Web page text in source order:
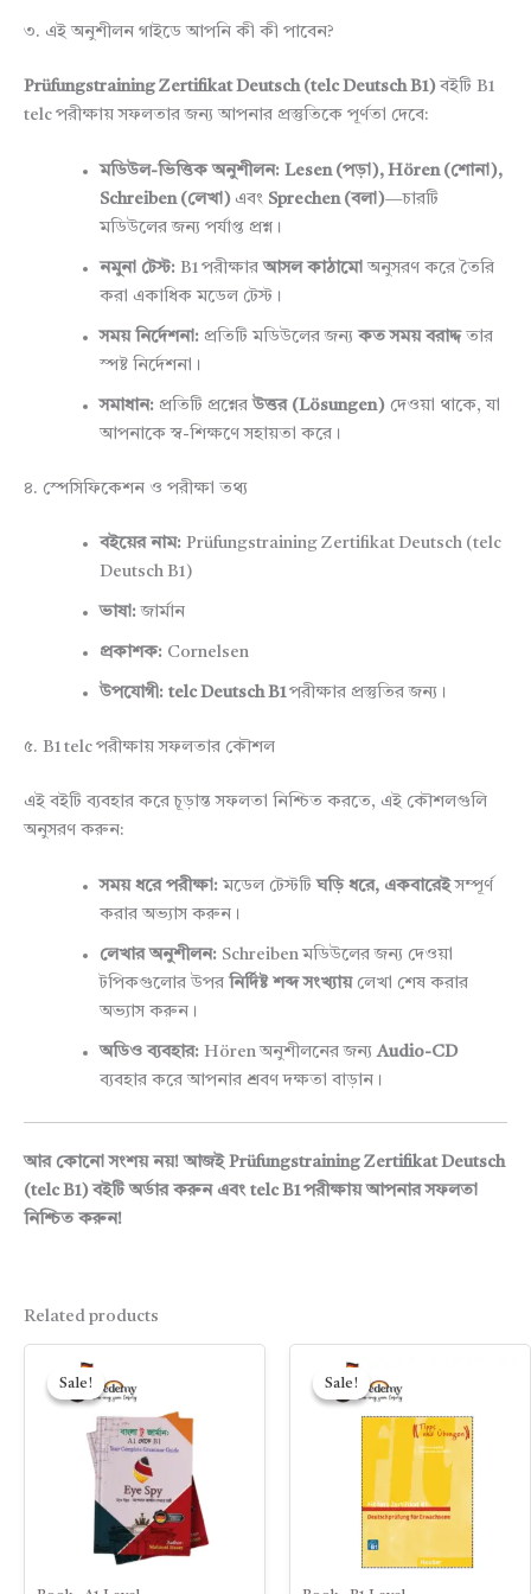
৩. এই অনুশীলন গাইডে আপনি কী কী পাবেন?
Prüfungstraining Zertifikat Deutsch (telc Deutsch B1) বইটি B1
telc পরীক্ষায় সফলতার জন্য আপনার প্রস্তুতিকে পূর্ণতা দেবে:
মডিউল-ভিত্তিক অনুশীলন: Lesen (পড়া), Hören (শোনা),
Schreiben (লেখা)এবং Sprechen (বলা)—চারটি
মডিউলের জন্য পর্যাপ্ত প্রশ্ন।
নমুনা টেস্ট: B1 পরীক্ষার আসল কাঠামোঅনুসরণ করে তৈরি
করা একাধিক মডেল টেস্ট।
সময় নির্দেশনা: প্রতিটি মডিউলের জন্য কত সময় বরাদ্দতার
স্পষ্ট নির্দেশনা।
সমাধান: প্রতিটি প্রশ্নের উত্তর (Lösungen)দেওয়া থাকে, যা
আপনাকে স্ব-শিক্ষণে সহায়তা করে।
৪. স্পেসিফিকেশন ও পরীক্ষা তথ্য
বইয়ের নাম: Prüfungstraining Zertifikat Deutsch (telc
Deutsch B1)
ভাষা: জার্মান
প্রকাশক: Cornelsen
উপযোগী: telc Deutsch B1পরীক্ষার প্রস্তুতির জন্য।
৫. B1 telc পরীক্ষায় সফলতার কৌশল
এই বইটি ব্যবহার করে চূড়ান্ত সফলতা নিশ্চিত করতে, এই কৌশলগুলি
অনুসরণ করুন:
সময় ধরে পরীক্ষা: মডেল টেস্টটি ঘড়ি ধরে, একবারেইসম্পূর্ণ
করার অভ্যাস করুন।
লেখার অনুশীলন: Schreiben মডিউলের জন্য দেওয়া
টপিকগুলোর উপর নির্দিষ্ট শব্দ সংখ্যায়লেখা শেষ করার
অভ্যাস করুন।
অডিও ব্যবহার: Hören অনুশীলনের জন্যAudio-CD
ব্যবহার করে আপনার শ্রবণ দক্ষতা বাড়ান।
আর কোনো সংশয় নয়! আজই Prüfungstraining Zertifikat Deutsch
(telc B1) বইটি অর্ডার করুন এবং telc B1 পরীক্ষায় আপনার সফলতা
নিশ্চিত করুন!
Related products
Sale!
Sale!
was:
530.00৳ .470.00৳ .
Sale!
Sale!
was:
450.00৳ .300.00৳ .